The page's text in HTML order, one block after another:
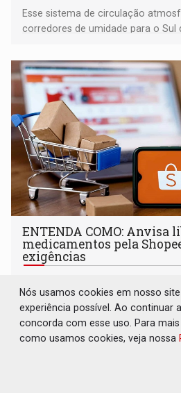
Esse sistema de circulação
corredores de umidade para o Sul
ENTENDA COMO: Anvisa
medicamentos pela
exigências
A principal mudança é a
estabelecimentos farmacêuticos
plataformas de comércio
Nós usamos cookies em nosso
experiência possível. Ao continuar
concorda com esse uso. Para
como usamos cookies, veja nossa